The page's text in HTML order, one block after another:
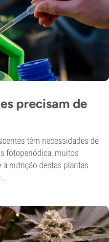
precisam de
têm necessidades de
fotoperiódica, muitos
nutrição destas plantas